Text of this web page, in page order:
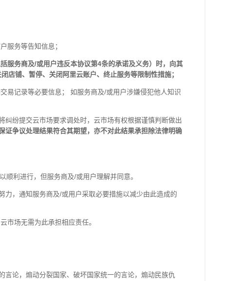
服务等告知信息；
服务商及/或用户违反本协议第4条的承诺及义务）时，向其
店铺、暂停、关闭阿里云账户、终止服务等限制性措施；
易记录等必要信息； 如服务商及/或用户涉嫌侵犯他人知识
纷提交云市场要求调处时，云市场有权根据谨慎判断做出
争议处理结果符合其期望，亦不对此结果承担除法律明确
利进行，但服务商及/或用户理解并同意。
，通知服务商及/或用户采取必要措施以减少由此造成的
市场无需为此承担相应责任。
论，煽动分裂国家、破坏国家统一的言论，煽动民族仇